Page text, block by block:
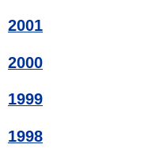
2001
2000
1999
1998